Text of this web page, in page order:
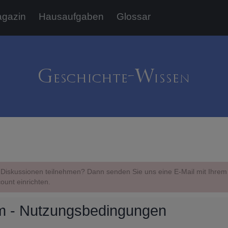
Hausaufgaben Glossar
teilnehmen? Dann senden Sie uns eine E-Mail mit
einrichten.
- Nutzungsbedingungen